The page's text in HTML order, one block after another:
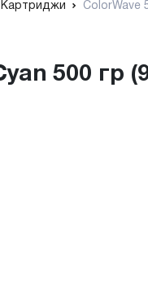
Картриджи ColorWave
500 гр